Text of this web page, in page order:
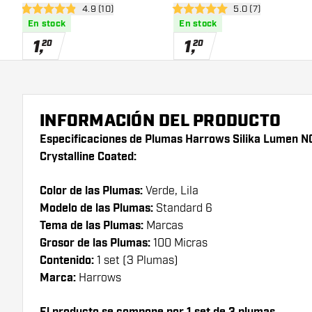
Crystalline Coatedabrir panel de reseñas
4.9 estrellas de puntuación
4.9 (10)
En stock
1,20
Tough Crystalline Coated
abrir panel de
5 estrellas de puntuación
5.0 (7)
En stock
1,20
INFORMACIÓN DEL PRODUCTO
Especificaciones de Plumas Harrows Silika Lumen
Crystalline Coated:
Color de las Plumas: Verde, Lila
Modelo de las Plumas: Standard 6
Tema de las Plumas: Marcas
Grosor de las Plumas: 100 Micras
Contenido: 1 set (3 Plumas)
Marca: Harrows